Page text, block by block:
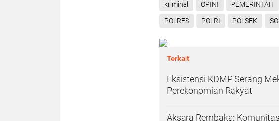
kriminal OPINI PEMERINTAH
POLRES POLRI POLSEK
Terkait
Eksistensi KDMP Serang
Perekonomian Rakyat
Aksara Rembaka: